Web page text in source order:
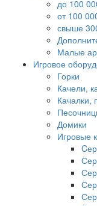
до 100
от 100
свыше
Малые
Игровое
Горки
Качели,
Качалки,
Домики
Игровые